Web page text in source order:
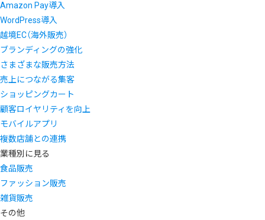
Amazon Pay導入
WordPress導入
越境EC（海外販売）
ブランディングの強化
さまざまな販売方法
売上につながる集客
ショッピングカート
顧客ロイヤリティを向上
モバイルアプリ
複数店舗との連携
業種別に見る
食品販売
ファッション販売
雑貨販売
その他